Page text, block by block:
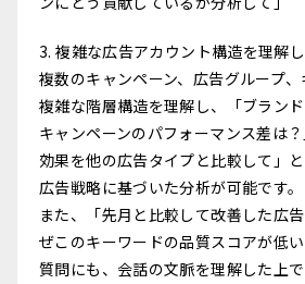
3. 複雑な広告アカウント構造を理解
複数のキャンペーン、広告グループ
複雑な階層構造を理解し、「ブラン
キャンペーンのパフォーマンス差は
効果を他の広告タイプと比較して」
広告戦略に基づいた分析が可能です。
また、「先月と比較して改善した広
ぜこのキーワードの品質スコアが低
質問にも、会話の文脈を理解した上